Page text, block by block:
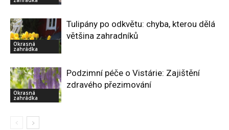
Okrasná
zahrádka
Tulipány po odkvětu: chyba, kterou dělá
většina zahradníků
Okrasná
zahrádka
Podzimní péče o Vistárie: Zajištění
zdravého přezimování